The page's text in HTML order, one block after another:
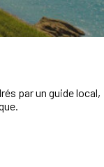
par un guide local,